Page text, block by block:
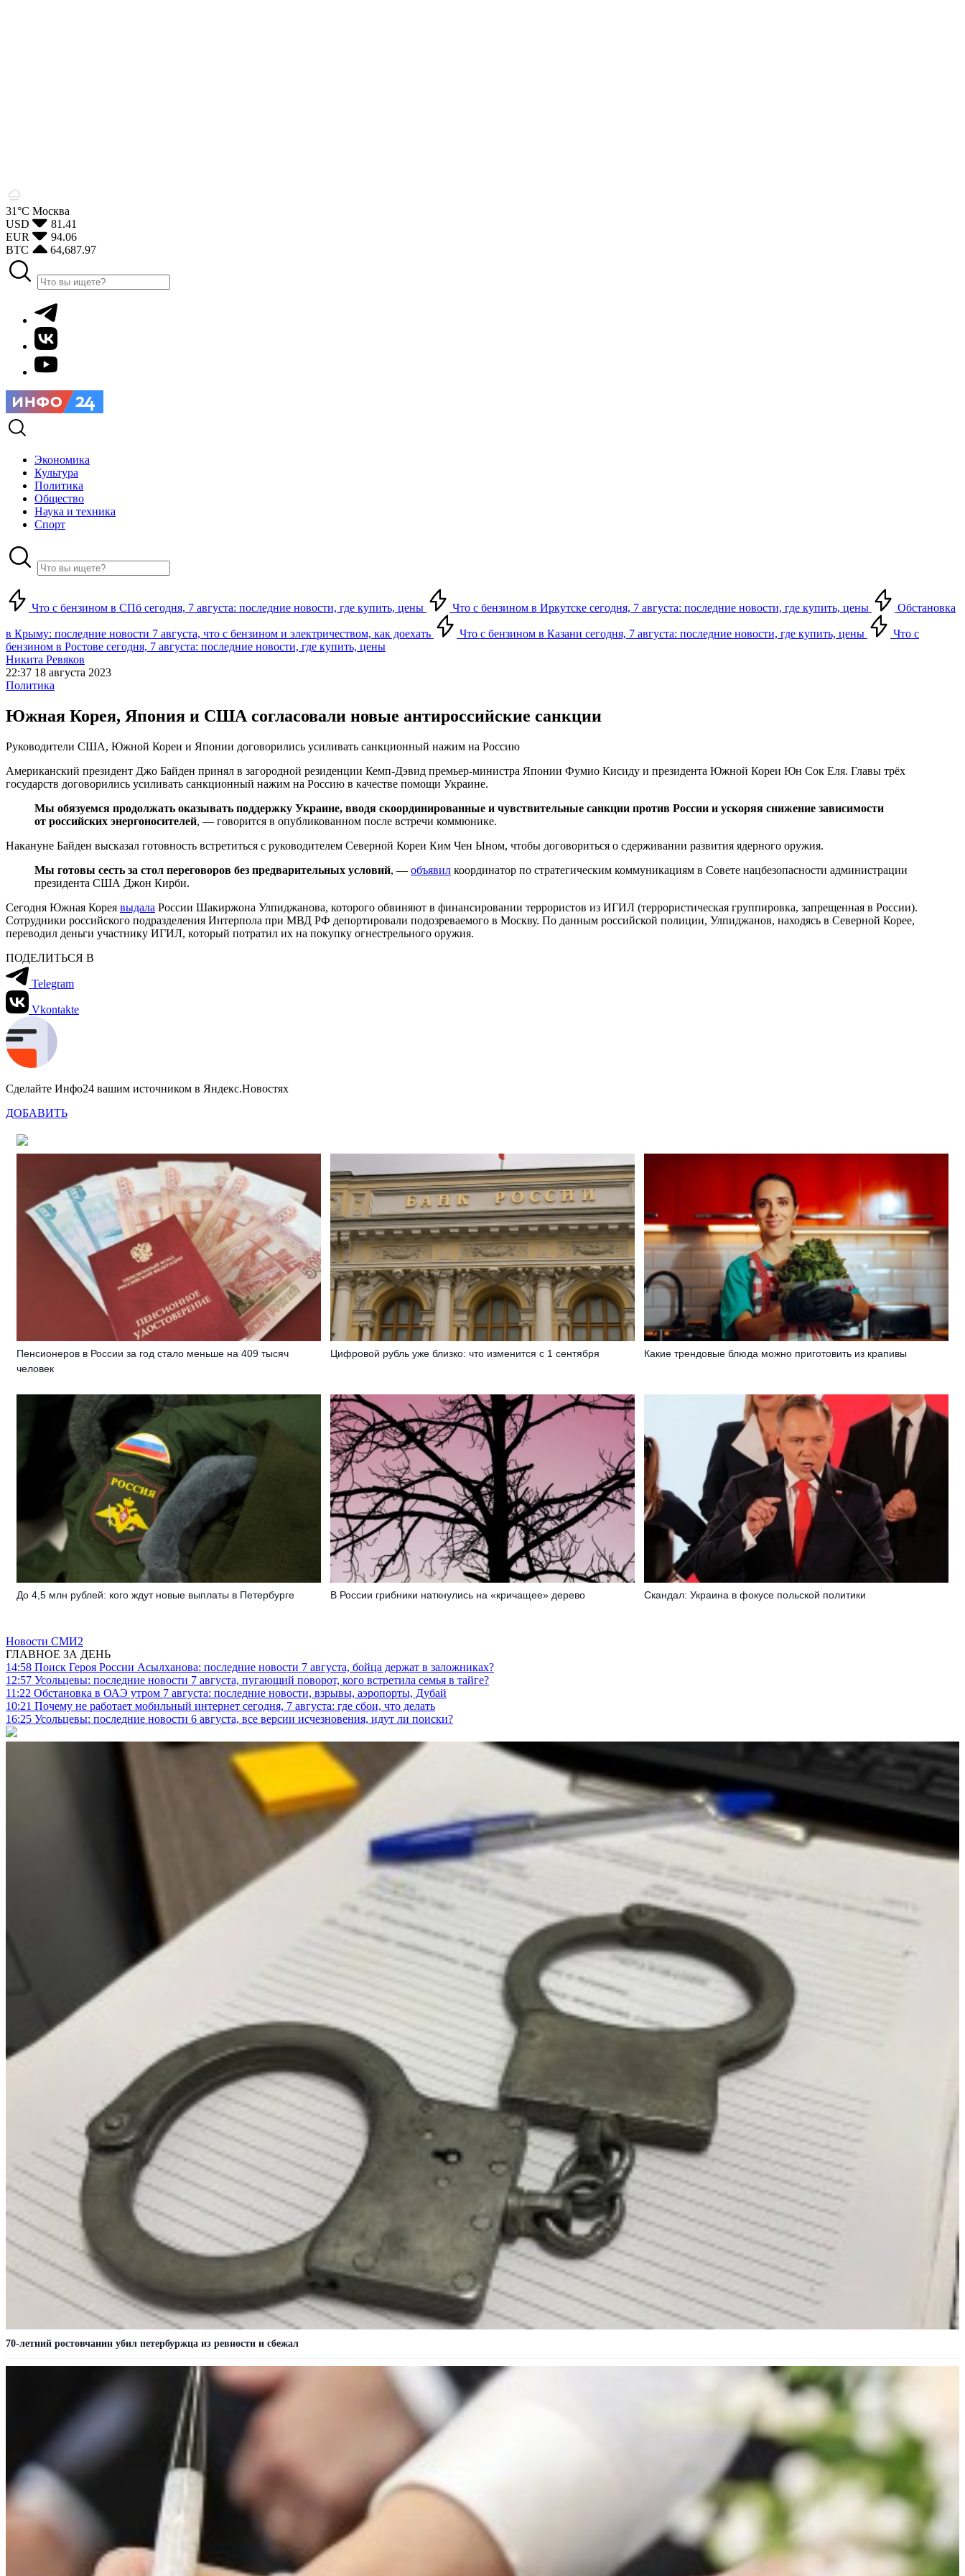
31°С Москва
USD
81.41
EUR
94.06
BTC
64,687.97
Экономика
Культура
Политика
Общество
Наука и техника
Спорт
Что с бензином в СПб сегодня, 7 августа: последние новости, где купить, цены Что с бензином в Иркутске сегодня, 7 августа: последние новости, где купить, цены Обстановка
в Крыму: последние новости 7 августа, что с бензином и электричеством, как доехать Что с бензином в Казани сегодня, 7 августа: последние новости, где купить, цены
Что с
бензином в Ростове сегодня, 7 августа: последние новости, где купить, цены
Никита Ревяков
22:37 18 августа 2023
Политика
Южная Корея, Япония и США согласовали новые антироссийские санкции
Руководители США, Южной Кореи и Японии договорились усиливать санкционный нажим на Россию
Американский президент Джо Байден принял в загородной резиденции Кемп-Дэвид премьер-министра Японии Фумио Кисиду и президента Южной Кореи Юн Сок Еля. Главы трёх
государств договорились усиливать санкционный нажим на Россию в качестве помощи Украине.
Мы обязуемся продолжать оказывать поддержку Украине, вводя скоординированные и чувствительные санкции против России и ускоряя снижение зависимости
от российских энергоносителей, — говорится в опубликованном после встречи коммюнике.
Накануне Байден высказал готовность встретиться с руководителем Северной Кореи Ким Чен Ыном, чтобы договориться о сдерживании развития ядерного оружия.
Мы готовы сесть за стол переговоров без предварительных условий, — объявил координатор по стратегическим коммуникациям в Совете нацбезопасности администрации
президента США Джон Кирби.
Сегодня Южная Корея выдала России Шакиржона Улпиджанова, которого обвиняют в финансировании террористов из ИГИЛ (террористическая группировка, запрещенная в России).
Сотрудники российского подразделения Интерпола при МВД РФ депортировали подозреваемого в Москву. По данным российской полиции, Улпиджанов, находясь в Северной Корее,
переводил деньги участнику ИГИЛ, который потратил их на покупку огнестрельного оружия.
ПОДЕЛИТЬСЯ В
Telegram
Vkontakte
Сделайте Инфо24 вашим источником в Яндекс.Новостях
ДОБАВИТЬ
Пенсионеров в России за год стало меньше на 409 тысяч
человек
Цифровой рубль уже близко: что изменится с 1 сентября Какие трендовые блюда можно приготовить из крапивы
До 4,5 млн рублей: кого ждут новые выплаты в Петербурге В России грибники наткнулись на «кричащее» дерево Скандал: Украина в фокусе польской политики
Новости СМИ2
ГЛАВНОЕ ЗА ДЕНЬ
14:58 Поиск Героя России Асылханова: последние новости 7 августа, бойца держат в заложниках?
12:57 Усольцевы: последние новости 7 августа, пугающий поворот, кого встретила семья в тайге?
11:22 Обстановка в ОАЭ утром 7 августа: последние новости, взрывы, аэропорты, Дубай
10:21 Почему не работает мобильный интернет сегодня, 7 августа: где сбои, что делать
16:25 Усольцевы: последние новости 6 августа, все версии исчезновения, идут ли поиски?
70-летний ростовчанин убил петербуржца из ревности и сбежал